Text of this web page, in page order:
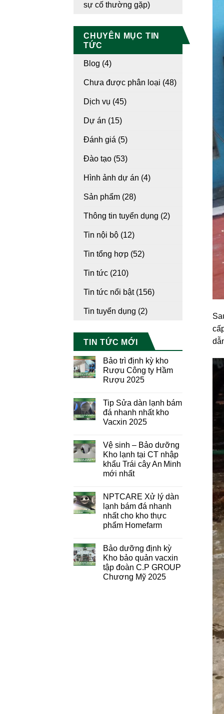
sự cố thường gặp)
CHUYÊN MỤC TIN
TỨC
Blog (4)
Chưa được phân loại (48)
Dịch vụ (45)
Dự án (15)
Đánh giá (5)
Đào tạo (53)
Hình ảnh dự án (4)
Sản phẩm (28)
Thông tin tuyển dụng (2)
Tin nội bộ (12)
Tin tổng hợp (52)
Tin tức (210)
Tin tức nổi bật(156)
Tin tuyển dụng (2)
TIN TỨC MỚI
Bảo trì định kỳ kho
Rượu Công ty Hầm
Rượu 2025
Tip Sửa dàn lạnh bám
đá nhanh nhất kho
Vacxin 2025
Vệ sinh – Bảo dưỡng
Kho lạnh tại CT nhập
khẩu Trái cây An Minh
mới nhất
NPTCARE Xử lý dàn
lạnh bám đá nhanh
nhất cho kho thực
phẩm Homefarm
Bảo dưỡng định kỳ
Kho bảo quản vacxin
tập đoàn C.P GROUP
Chương Mỹ 2025